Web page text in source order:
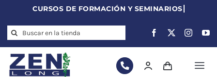
content
Search
for: